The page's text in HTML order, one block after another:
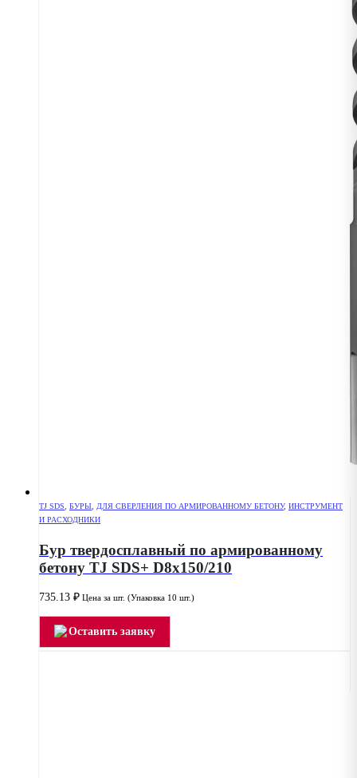
TJ SDS БУРЫ ДЛЯ СВЕРЛЕНИЯ ПО АРМИРОВАННОМУ БЕТОНУ, ИНСТРУМЕНТ
И РАСХОДНИКИ
Бур твердосплавный по армированному
бетону TJ SDS+ D8x150/210
735.13 ₽ Цена за шт. (Упаковка 10 шт.)
Оставить заявку